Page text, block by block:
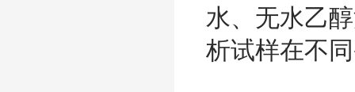
水、无水乙
析试样在不